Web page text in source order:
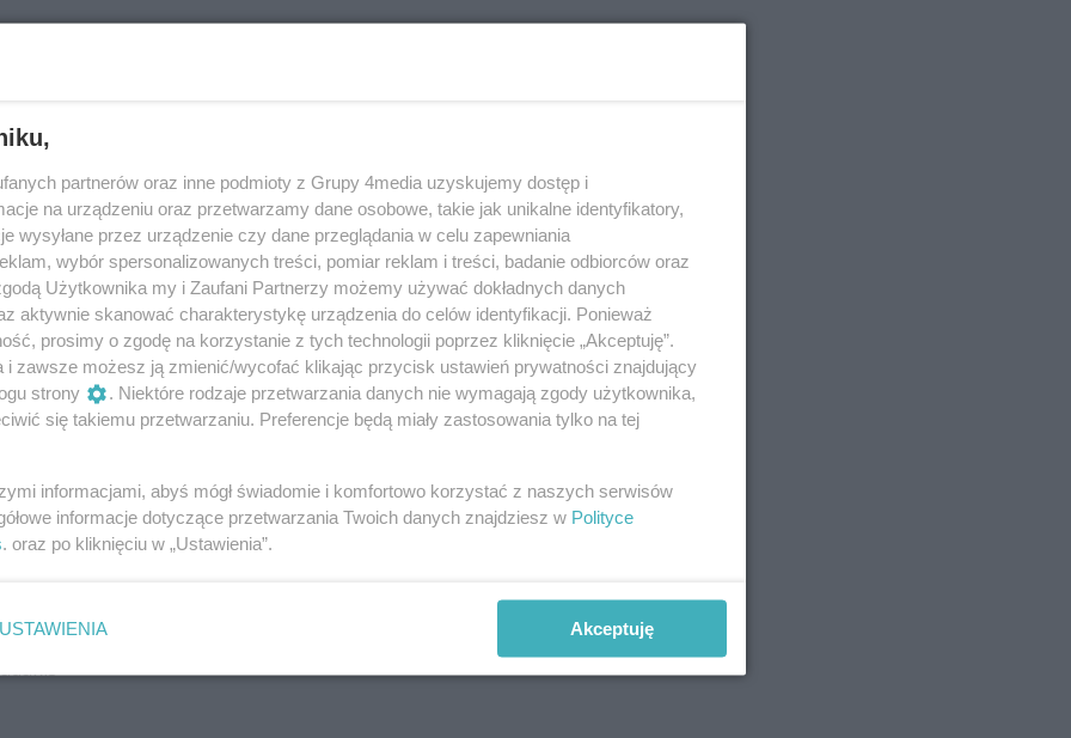
IRLANDIA
i Polski)
(IRL)
(IRL)
(POL)
(POL)
(POL)
Loughlin (IRL)
(IRL)
vs NIEMCY
(ENG – gościnnie)
partnerów oraz inne podmioty z Grupy 4media uzyskujemy dostęp i
na urządzeniu oraz przetwarzamy dane osobowe, takie jak unikalne identyfikatory,
wysyłane przez urządzenie czy dane przeglądania w celu zapewniania
wybór spersonalizowanych treści, pomiar reklam i treści, badanie odbiorców oraz
Użytkownika my i Zaufani Partnerzy możemy używać dokładnych danych
aktywnie skanować charakterystykę urządzenia do celów identyfikacji. Ponieważ
prosimy o zgodę na korzystanie z tych technologii poprzez kliknięcie „Akceptuję”.
i zawsze możesz ją zmienić/wycofać klikając przycisk ustawień prywatności znajdujący
strony
. Niektóre rodzaje przetwarzania danych nie wymagają zgody użytkownika,
się takiemu przetwarzaniu. Preferencje będą miały zastosowania tylko na tej
informacjami, abyś mógł świadomie i komfortowo korzystać z naszych serwisów
informacje dotyczące przetwarzania Twoich danych znajdziesz w Polityce
. oraz po kliknięciu w „Ustawienia”.
USTAWIENIA Akceptuję